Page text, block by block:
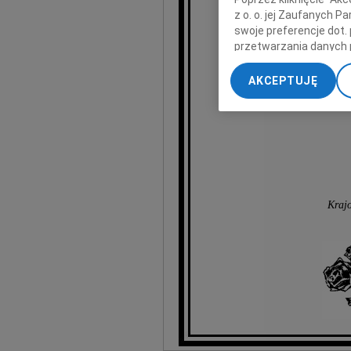
z o. o. jej Zaufanych
swoje preferencje dot.
przetwarzania danych
„Ustawienia
My, nasi Zaufani
dokładnych danych
Przechowywanie
AKCEPTUJĘ